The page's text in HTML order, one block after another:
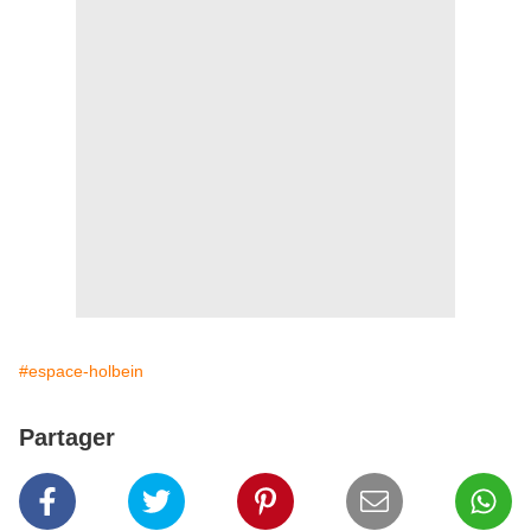
#espace-holbein
Partager